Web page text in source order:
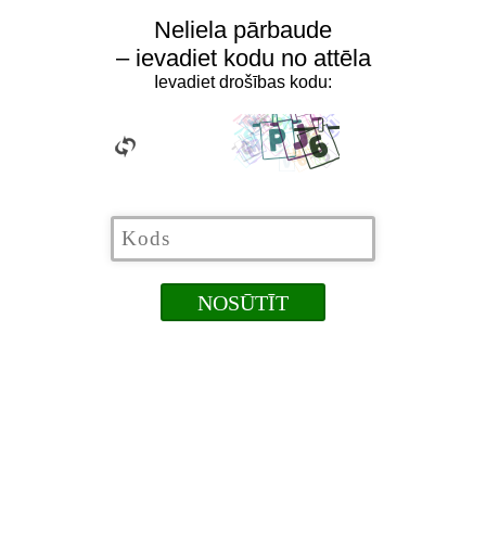
Neliela pārbaude
– ievadiet kodu no attēla
Ievadiet drošības kodu: